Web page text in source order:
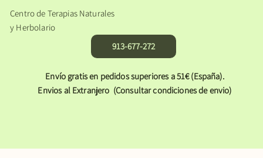
Centro de Terapias Naturales
y Herbolario
913-677-272
Envío gratis en pedidos superiores a 51€ (España).
Envios al Extranjero (Consultar condiciones de envio)